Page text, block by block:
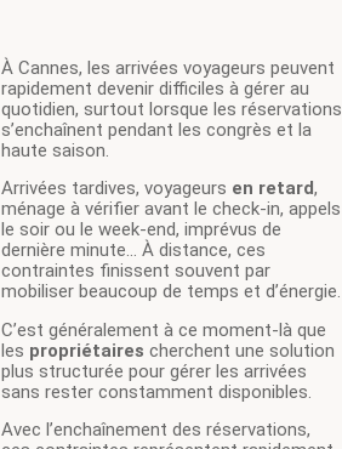
À Cannes, les arrivées voyageurs peuvent
rapidement devenir difficiles à gérer au
quotidien, surtout lorsque les réservations
s’enchaînent pendant les congrès et la
haute saison.
Arrivées tardives, voyageurs en retard,
ménage à vérifier avant le check-in, appels
le soir ou le week-end, imprévus de
dernière minute… À distance, ces
contraintes finissent souvent par
mobiliser beaucoup de temps et d’énergie.
C’est généralement à ce moment-là que
les propriétaires cherchent une solution
plus structurée pour gérer les arrivées
sans rester constamment disponibles.
Avec l’enchaînement des réservations,